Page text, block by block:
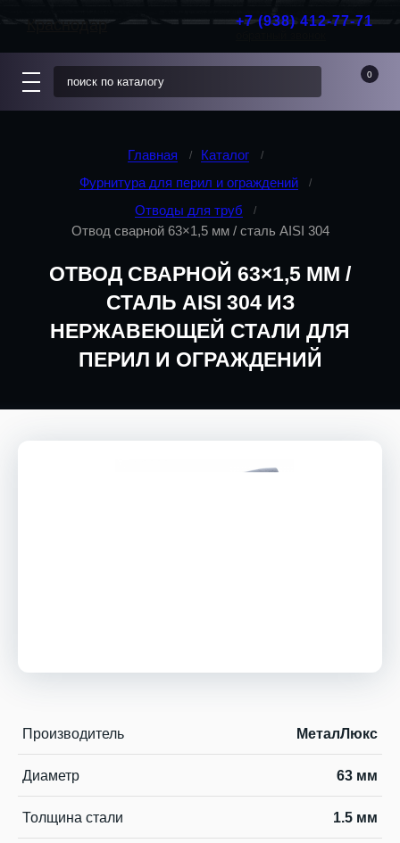
Краснодар +7 (938) 412-77-71
0
Главная
Каталог
Фурнитура для перил и ограждений
Отводы для труб
Отвод сварной 63×1,5 мм / сталь AISI 304
ОТВОД СВАРНОЙ 63×1,5 ММ /
СТАЛЬ AISI 304 ИЗ
НЕРЖАВЕЮЩЕЙ СТАЛИ ДЛЯ
ПЕРИЛ И ОГРАЖДЕНИЙ
Производитель МеталЛюкс
Диаметр 63 мм
Толщина стали 1.5 мм